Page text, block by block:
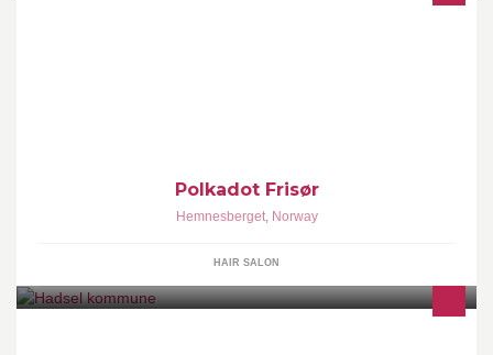
Polkadot Frisør
Hemnesberget, Norway
HAIR SALON